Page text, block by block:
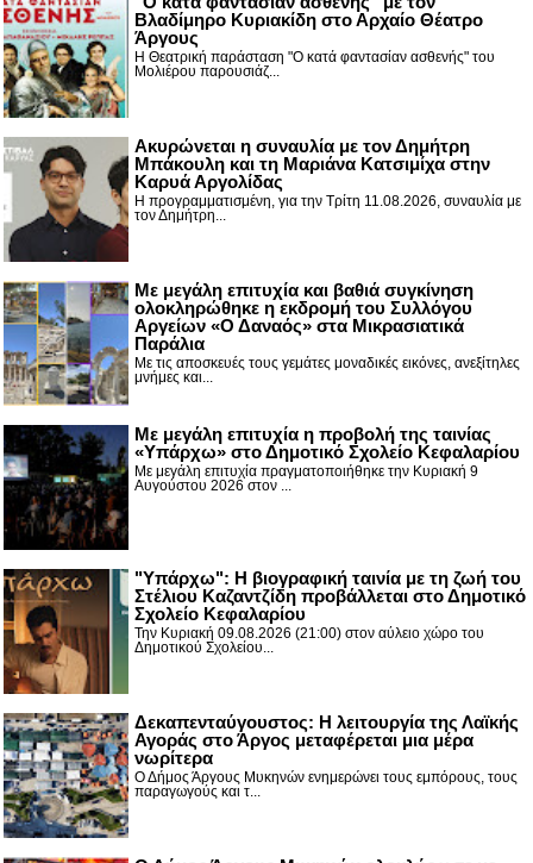
Βλαδίμηρο Κυριακίδη στο Αρχαίο Θέατρο
Άργους
Η Θεατρική παράσταση "Ο κατά φαντασίαν ασθενής" του
Μολιέρου παρουσιάζ...
Ακυρώνεται η συναυλία με τον Δημήτρη
Μπάκουλη και τη Μαριάνα Κατσιμίχα στην
Καρυά Αργολίδας
Η προγραμματισμένη, για την Τρίτη 11.08.2026, συναυλία με
τον Δημήτρη...
Με μεγάλη επιτυχία και βαθιά συγκίνηση
ολοκληρώθηκε η εκδρομή του Συλλόγου
Αργείων «Ο Δαναός» στα Μικρασιατικά
Παράλια
Με τις αποσκευές τους γεμάτες μοναδικές εικόνες, ανεξίτηλες
μνήμες και...
Με μεγάλη επιτυχία η προβολή της ταινίας
«Υπάρχω» στο Δημοτικό Σχολείο Κεφαλαρίου
Με μεγάλη επιτυχία πραγματοποιήθηκε την Κυριακή 9
Αυγούστου 2026 στον ...
"Υπάρχω": Η βιογραφική ταινία με τη ζωή του
Στέλιου Καζαντζίδη προβάλλεται στο Δημοτικό
Σχολείο Κεφαλαρίου
Την Κυριακή 09.08.2026 (21:00) στον αύλειο χώρο του
Δημοτικού Σχολείου...
Δεκαπενταύγουστος: H λειτουργία της Λαϊκής
Αγοράς στο Άργος μεταφέρεται μια μέρα
νωρίτερα
Ο Δήμος Άργους Μυκηνών ενημερώνει τους εμπόρους, τους
παραγωγούς και τ...